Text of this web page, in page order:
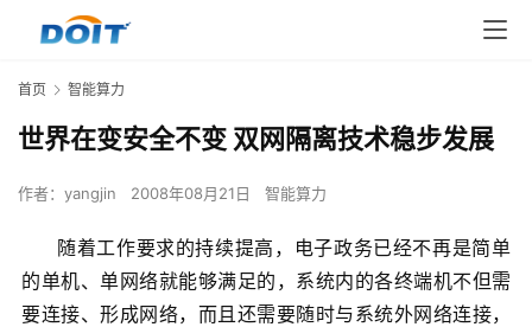
首页 智能算力
世界在变安全不变 双网隔离技术稳步发展
作者： yangjin 2008年08月21日 智能算力
随着工作要求的持续提高，电子政务已经不再是简单
的单机、单网络就能够满足的，系统内的各终端机不但需
要连接、形成网络，而且还需要随时与系统外网络连接，